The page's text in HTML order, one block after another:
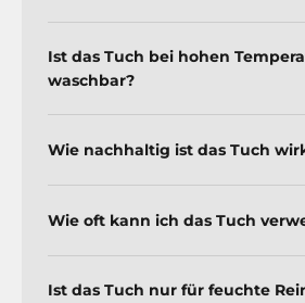
Ist das Tuch bei hohen
waschbar?
Wie nachhaltig ist das Tuch
Wie oft kann ich das Tuch
Ist das Tuch nur für feuchte